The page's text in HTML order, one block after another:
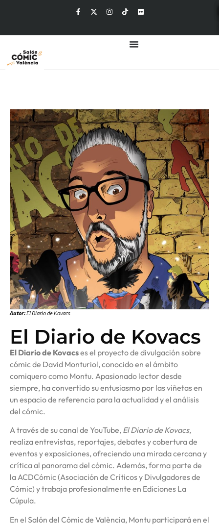
Autor:El Diario de Kovacs
El Diario de Kovacs
El Diario de Kovacses el proyecto de divulgación sobre
cómic de David Monturiol, conocido en el ámbito
comiquero como Montu. Apasionado lector desde
siempre, ha convertido su entusiasmo por las viñetas en
un espacio de referencia para la actualidad y el análisis
del cómic.
A través de su canal de YouTube, El Diario de Kovacs,
realiza entrevistas, reportajes, debates y cobertura de
eventos y exposiciones, ofreciendo una mirada cercana y
crítica al panorama del cómic. Además, forma parte de
la ACDCómic (Asociación de Críticos y Divulgadores de
Cómic) y trabaja profesionalmente en Ediciones La
Cúpula.
En el Salón del Cómic de València, Montu participará en el